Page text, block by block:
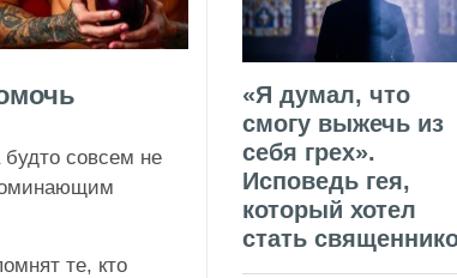
совсем не
те, кто
«Я думал, что
смогу выжечь из
себя грех».
Исповедь гея,
который хотел
стать